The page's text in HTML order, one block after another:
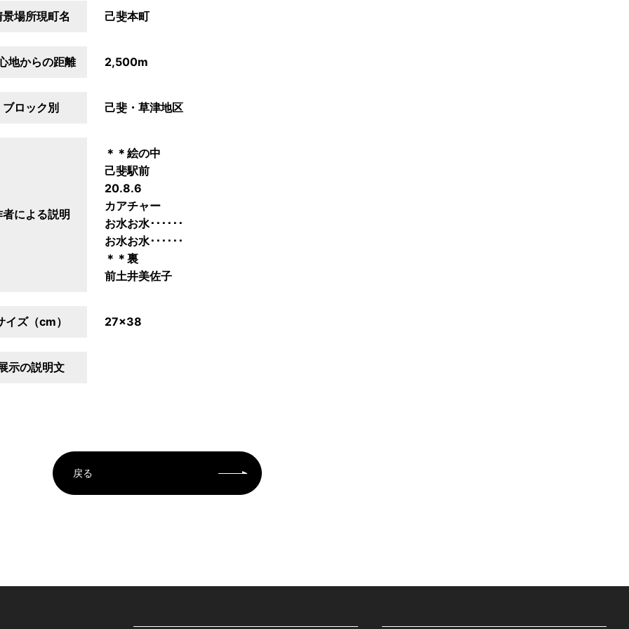
景場所現町名 己斐本町
地からの距離 2,500m
ブロック別 己斐・草津地区
者による説明
＊＊絵の中
己斐駅前
20.8.6
カアチャー
お水お水･･････
お水お水･･････
＊＊裏
前土井美佐子
イズ（cm） 27×38
示の説明文
戻る